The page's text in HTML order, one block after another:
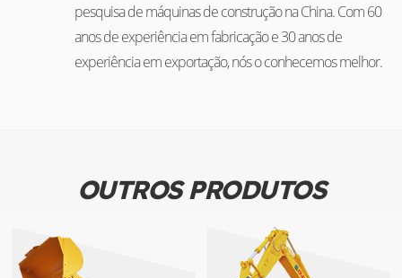
pesquisa de máquinas de construção na China. Com 60
anos de experiência em fabricação e 30 anos de
experiência em exportação, nós o conhecemos melhor.
OUTROS PRODUTOS